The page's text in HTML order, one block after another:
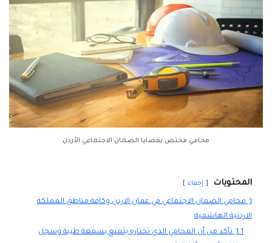
محامي مختص بقضايا الضمان الاجتماعي الأردن
المحتويات إخفاء
1 محامي الضمان الاجتماعي في عمان الاردن وكافة مناطق المملكة
الاردنية الهاشمية
1.1 تأكد من أن المحامي الذي تختاره يتمتع بسمعة طيبة وسجل